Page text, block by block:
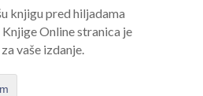
knjigu pred hiljadama
Online stranica je
vaše izdanje.